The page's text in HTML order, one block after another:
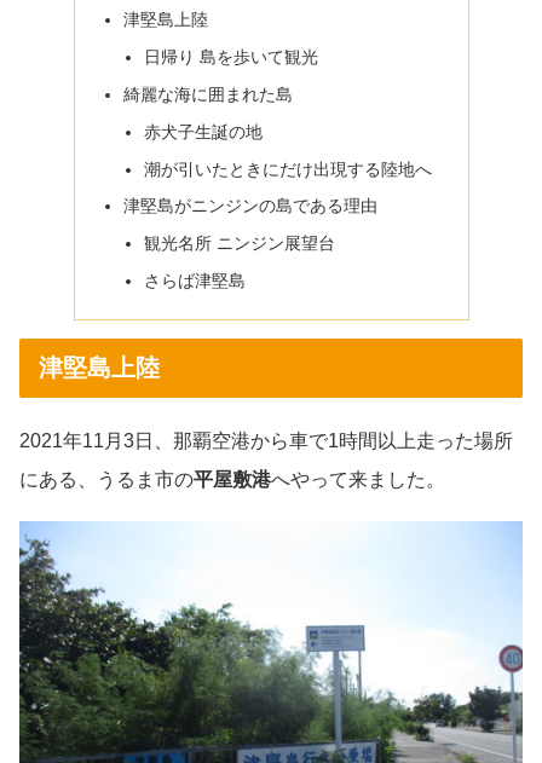
津堅島上陸
日帰り 島を歩いて観光
綺麗な海に囲まれた島
赤犬子生誕の地
潮が引いたときにだけ出現する陸地へ
津堅島がニンジンの島である理由
観光名所 ニンジン展望台
さらば津堅島
津堅島上陸
2021年11月3日、那覇空港から車で1時間以上走った場所
にある、うるま市の平屋敷港へやって来ました。